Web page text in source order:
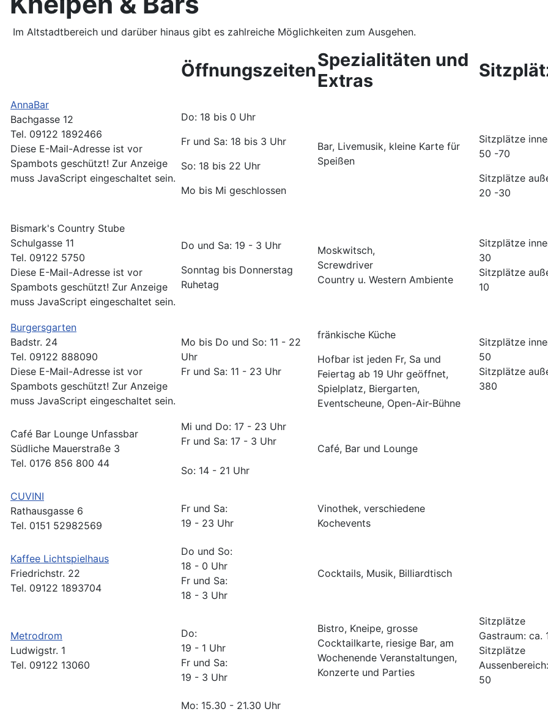
Im Altstadtbereich und darüber hinaus gibt es zahlreiche Möglichkeiten zum Ausgehen.
ÖffnungszeitenSpezialitäten und
Extras
AnnaBar
Bachgasse 12
Tel. 09122 1892466
Diese E-Mail-Adresse ist vor
Spambots geschützt! Zur Anzeige
muss JavaScript eingeschaltet sein.
Do: 18 bis 0 Uhr
Fr und Sa: 18 bis 3 Uhr
So: 18 bis 22 Uhr
Mo bis Mi geschlossen
Bar, Livemusik, kleine Karte für
Speißen
Sitzplätze
50 -70
Sitzplätze
20 -30
Bismark's Country Stube
Schulgasse 11
Tel. 09122 5750
Diese E-Mail-Adresse ist vor
Spambots geschützt! Zur Anzeige
muss JavaScript eingeschaltet sein.
Do und Sa: 19 - 3 Uhr
Sonntag bis Donnerstag
Ruhetag
Moskwitsch,
Screwdriver
Country u. Western Ambiente
Sitzplätze
30
Sitzplätze
10
Burgersgarten
Badstr. 24
Tel. 09122 888090
Diese E-Mail-Adresse ist vor
Spambots geschützt! Zur Anzeige
muss JavaScript eingeschaltet sein.
Mo bis Do und So: 11 - 22
Uhr
Fr und Sa: 11 - 23 Uhr
fränkische Küche
Hofbar ist jeden Fr, Sa und
Feiertag ab 19 Uhr geöffnet,
Spielplatz, Biergarten,
Eventscheune, Open-Air-Bühne
Sitzplätze
50
Sitzplätze
380
Café Bar Lounge Unfassbar
Südliche Mauerstraße 3
Tel. 0176 856 800 44
Mi und Do: 17 - 23 Uhr
Fr und Sa: 17 - 3 Uhr
So: 14 - 21 Uhr
Café, Bar und Lounge
CUVINI
Rathausgasse 6
Tel. 0151 52982569
Fr und Sa:
19 - 23 Uhr
Vinothek, verschiedene
Kochevents
Kaffee Lichtspielhaus
Friedrichstr. 22
Tel. 09122 1893704
Do und So:
18 - 0 Uhr
Fr und Sa:
18 - 3 Uhr
Cocktails, Musik, Billiardtisch
Metrodrom
Ludwigstr. 1
Tel. 09122 13060
Do:
19 - 1 Uhr
Fr und Sa:
19 - 3 Uhr
Bistro, Kneipe, grosse
Cocktailkarte, riesige Bar, am
Wochenende Veranstaltungen,
Konzerte und Parties
Sitzplätze
Gastraum: ca.
Sitzplätze
50
Mo: 15.30 - 21.30 Uhr